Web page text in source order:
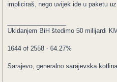
impliciraš, nego uvijek ide u paketu
Ukidanjem BiH štedimo 50 milijardi
1644 of 2558 - 64.27%
Sarajevo, generalno sarajevska